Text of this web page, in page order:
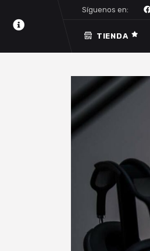
Síguenos en:
TIENDA